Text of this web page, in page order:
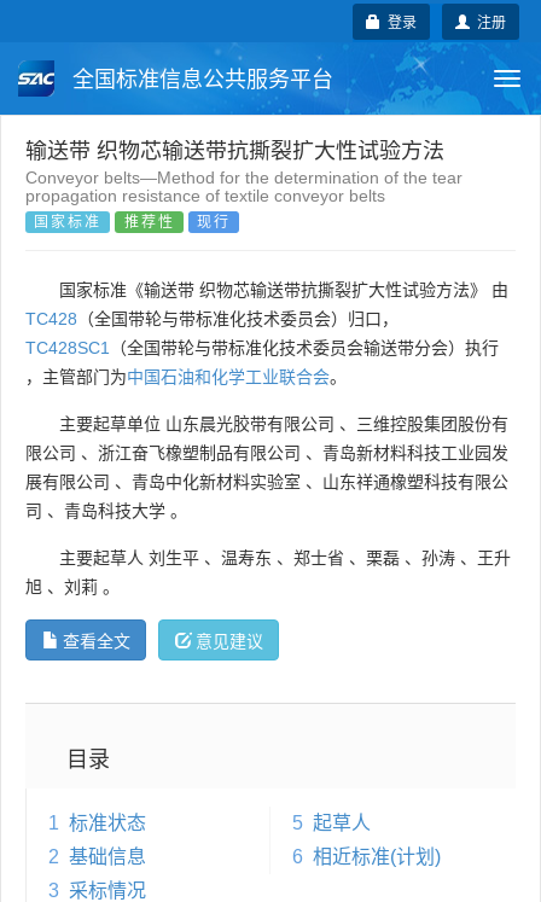
注册
登录
全国标准信息公共服务平台
国家标准 行业标准 地方标准
团体标准 企业标准
输送带 织物芯输送带抗撕裂扩大性试验方法
Conveyor belts—Method for the determination of the tear
propagation resistance of textile conveyor belts
国家标准 推荐性 现行
国家标准《输送带 织物芯输送带抗撕裂扩大性试验方法》 由
TC428 （全国带轮与带标准化技术委员会）归口，
TC428SC1
（全国带轮与带标准化技术委员会输送带分会）执行
，主管部门为中国石油和化学工业联合会。
主要起草单位 山东晨光胶带有限公司 、 三维控股集团股份有
限公司 、 浙江奋飞橡塑制品有限公司 、 青岛新材料科技工业园发
展有限公司 、 青岛中化新材料实验室 、 山东祥通橡塑科技有限公
司 、 青岛科技大学 。
主要起草人 刘生平 、 温寿东 、 郑士省 、 栗磊 、 孙涛 、 王升
旭 、 刘莉 。
查看全文 意见建议
目录
1 标准状态
2 基础信息
3 采标情况
5 起草人
6 相近标准(计划)